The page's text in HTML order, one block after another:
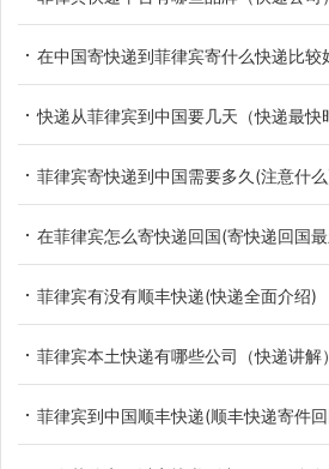
在中国寄快递到菲律宾寄什么快递比较
快递从菲律宾到中国要几天（快递最快
菲律宾寄快递到中国需要多久(注意什
在菲律宾怎么寄快递回国(寄快递回国
菲律宾有没有顺丰快递(快递全面介绍)
菲律宾本土快递有哪些公司（快递讲解）
菲律宾到中国顺丰快递(顺丰快递寄件